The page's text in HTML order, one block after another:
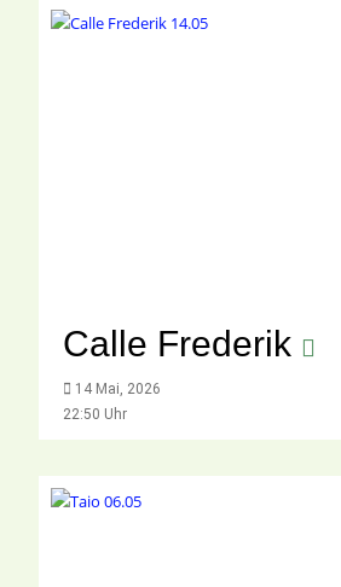
Calle Frederik
14 Mai, 2026
22:50 Uhr